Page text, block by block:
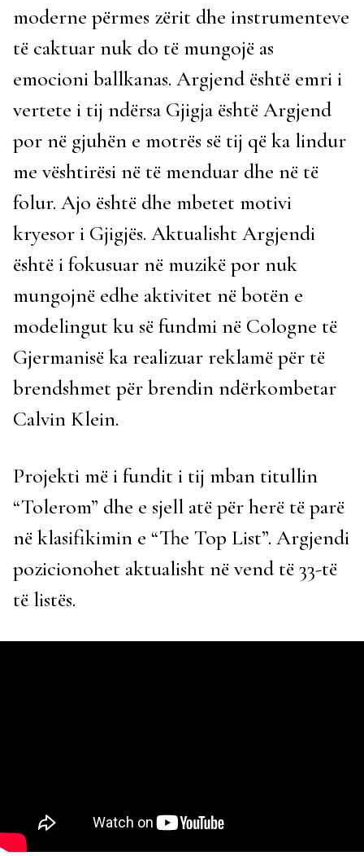
moderne përmes zërit dhe instrumenteve
të caktuar nuk do të mungojë as
emocioni ballkanas. Argjend është emri i
vertete i tij ndërsa Gjigja është Argjend
por në gjuhën e motrës së tij që ka lindur
me vështirësi në të menduar dhe në të
folur. Ajo është dhe mbetet motivi
kryesor i Gjigjës. Aktualisht Argjendi
është i fokusuar në muzikë por nuk
mungojnë edhe aktivitet në botën e
modelingut ku së fundmi në Cologne të
Gjermanisë ka realizuar reklamë për të
brendshmet për brendin ndërkombetar
Calvin Klein.
Projekti më i fundit i tij mban titullin
“Tolerom” dhe e sjell atë për herë të parë
në klasifikimin e “The Top List”. Argjendi
pozicionohet aktualisht në vend të 33-të
të listës.